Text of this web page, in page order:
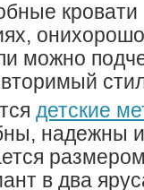
кровати
можно
детские
надежны
в два